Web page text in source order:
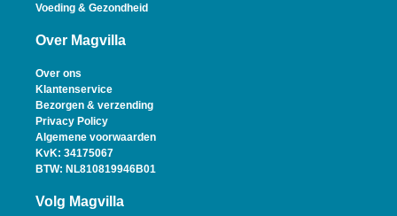
Voeding & Gezondheid
Over Magvilla
Over ons
Klantenservice
Bezorgen & verzending
Privacy Policy
Algemene voorwaarden
KvK: 34175067
BTW: NL810819946B01
Volg Magvilla